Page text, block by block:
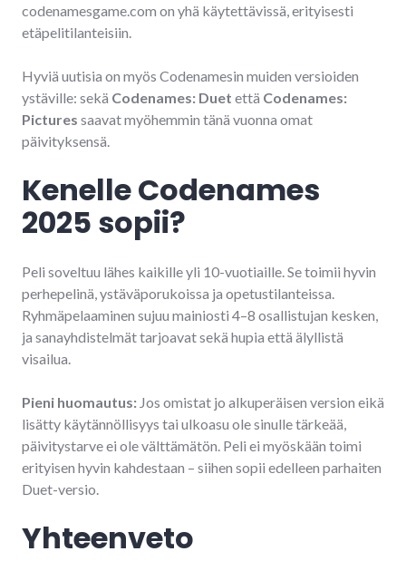
codenamesgame.com on yhä käytettävissä, erityisesti
etäpelitilanteisiin.
Hyviä uutisia on myös Codenamesin muiden versioiden
ystäville: sekä Codenames: Duet että Codenames:
Pictures saavat myöhemmin tänä vuonna omat
päivityksensä.
Kenelle Codenames
2025 sopii?
Peli soveltuu lähes kaikille yli 10-vuotiaille. Se toimii hyvin
perhepelinä, ystäväporukoissa ja opetustilanteissa.
Ryhmäpelaaminen sujuu mainiosti 4–8 osallistujan kesken,
ja sanayhdistelmät tarjoavat sekä hupia että älyllistä
visailua.
Pieni huomautus: Jos omistat jo alkuperäisen version eikä
lisätty käytännöllisyys tai ulkoasu ole sinulle tärkeää,
päivitystarve ei ole välttämätön. Peli ei myöskään toimi
erityisen hyvin kahdestaan – siihen sopii edelleen parhaiten
Duet-versio.
Yhteenveto